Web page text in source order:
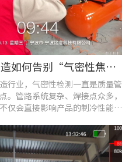
压缩机制造如何告别“气密性焦虑”?UT568F红外声热成像仪实战揭秘
行业，气密性检测一直是质量管
。管路系统复杂、焊接点众多，
仅会直接影响产品的制冷性能和